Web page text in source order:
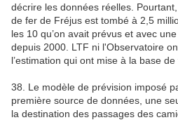
décrire les données réelles.
de fer de Fréjus est tombé à 2,5
les 10 qu’on avait prévus et avec
depuis 2000. LTF ni l'Observatoire
l’estimation qui ont mise à la base de
38. Le modèle de prévision imposé
première source de données, une
la destination des passages des